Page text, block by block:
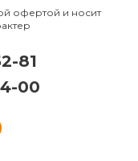
офертой и носит
81
00